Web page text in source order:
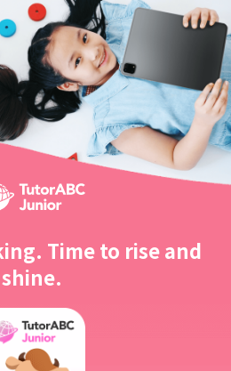
Time to rise and
shine.